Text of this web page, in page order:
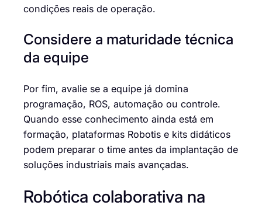
condições reais de operação.
Considere a maturidade técnica
da equipe
Por fim, avalie se a equipe já domina
programação, ROS, automação ou controle.
Quando esse conhecimento ainda está em
formação, plataformas Robotis e kits didáticos
podem preparar o time antes da implantação de
soluções industriais mais avançadas.
Robótica colaborativa na